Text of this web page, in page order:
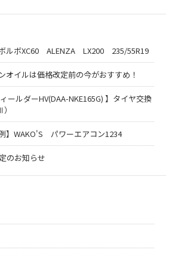
ボルボXC60 ALENZA LX200 235/55R19
オイルは価格改定前の今がおすすめ！
ールダーHV(DAA-NKE165G) 】タイヤ交換
】WAKO'S パワーエアコン1234
のお知らせ